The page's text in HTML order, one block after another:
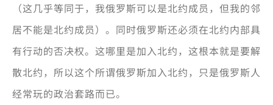
（这几乎等同于，我俄罗斯可以是北约成员，但我的邻
居不能是北约成员）。同时俄罗斯还必须在北约内部具
有行动的否决权。这哪里是加入北约，这根本就是要解
散北约，所以这个所谓俄罗斯加入北约，只是俄罗斯人
经常玩的政治套路而已。